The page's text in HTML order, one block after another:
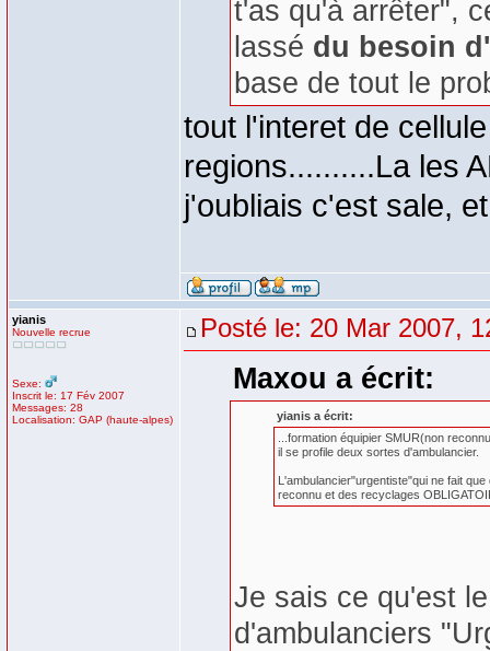
t'as qu'à arrêter",
lassé du besoin
base de tout le
tout l'interet de
regions..........La les
j'oubliais c'est sale,
yianis
Nouvelle recrue
Sexe:
Inscrit le: 17 Fév 2007
Messages: 28
Localisation: GAP (haute-alpes)
Posté le: 20 Mar 2007,
Maxou a écrit:
yianis a écrit:
...formation équipier SMUR(non
il se profile deux sortes d'ambulancier.
L'ambulancier"urgentiste"qui ne fait
reconnu et des recyclages
Je sais ce qu'est
d'ambulanciers